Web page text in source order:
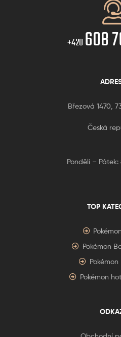
+420 608
Březová 1470,
Česká
Pondělí – Pátek:
TOP
Pokémon
Pokémon